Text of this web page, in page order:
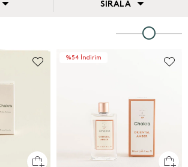
SIRALA
%54 İndirim